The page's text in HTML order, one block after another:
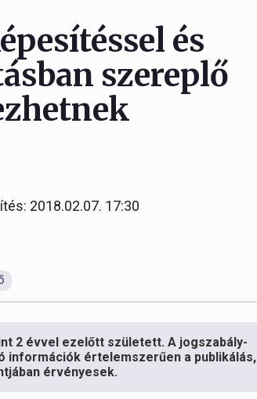
és
szereplő
2018.02.07. 17:30
2 évvel ezelőtt született. A jogszabály-
értelemszerűen a publikálás,
érvényesek.